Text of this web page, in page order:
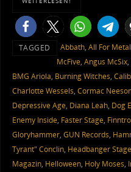
TAGGED Abbath, All For Metal
McFive, Angus McSix,
BMG Ariola, Burning Witches,
Charlotte Wessels, Cormac
Depressive Age, Diana Leah, Dog
Enemy Inside, Faster Stage,
Gloryhammer, GUN Records,
Tyrant" Conclin, Headbanger Stage
Magazin, Helloween, Holy Moses,